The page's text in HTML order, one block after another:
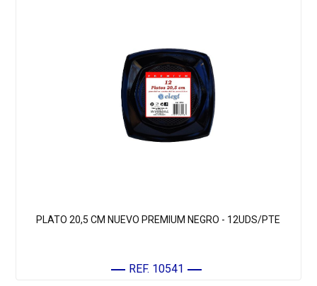
PLATO 20,5 CM NUEVO PREMIUM NEGRO - 12UDS/PTE
REF. 10541